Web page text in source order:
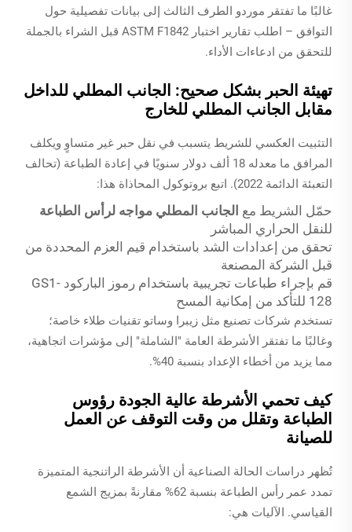
غالبًا ما تفتقر موردو الطرف الثالث إلى بيانات تفصيلية حول
التوافق – اطلب تقارير اختبار ASTM F1842 قبل الشراء بالجملة
للتحقق من ادعاءات الأداء.
تهيئة الحبر بشكل صحيح: الجانب المطلي للداخل
مقابل الجانب المطلي للخارج
التثبيت العكسي للشريط يتسبب في نقل حبر غير متساوٍ ويكلف
المرافق ما معدله 18 ألف دولار سنويًا في إعادة الطباعة (تحالف
التعبئة الدائمة 2022). اتبع بروتوكول المحاذاة هذا:
حمّل الشريط مع الجانب المطلي مواجه لرأس الطباعة
للنقل الحراري المباشر
تحقق من إعدادات الشد باستخدام قيم العزم المحددة من
قبل الشركة المصنعة
قم بإجراء طباعات تجريبية باستخدام رموز الباركود GS1-
128 للتأكد من إمكانية المسح
تستخدم شركات تصنيع مثل زيبرا وساتو تقنيات طلاء خاصة؛
وغالبًا ما تفتقر الأشرطة العامة "الشاملة" إلى مؤشرات اتجاهية،
مما يزيد من أخطاء الإعداد بنسبة 40%.
كيف تحمي الأشرطة عالية الجودة رؤوس
الطباعة وتقلل من وقت التوقف عن العمل
للصيانة
تُظهر دراسات الحالة الصناعية أن الأشرطة الراتنجية المتميزة
تمدد عمر رأس الطباعة بنسبة 62% مقارنةً بمزيج الشمع
القياسي. الآليات هي: